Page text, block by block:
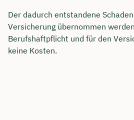
Der dadurch entstandene
Versicherung übernommen
Berufshaftpflicht und für den
keine Kosten.